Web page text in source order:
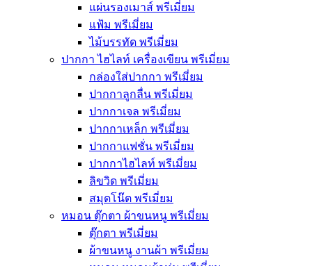
แผ่นรองเมาส์ พรีเมี่ยม
แฟ้ม พรีเมี่ยม
ไม้บรรทัด พรีเมี่ยม
ปากกา ไฮไลท์ เครื่องเขียน พรีเมี่ยม
กล่องใส่ปากกา พรีเมี่ยม
ปากกาลูกลื่น พรีเมี่ยม
ปากกาเจล พรีเมี่ยม
ปากกาเหล็ก พรีเมี่ยม
ปากกาแฟชั่น พรีเมี่ยม
ปากกาไฮไลท์ พรีเมี่ยม
ลิขวิด พรีเมี่ยม
สมุดโน๊ต พรีเมี่ยม
หมอน ตุ๊กตา ผ้าขนหนู พรีเมี่ยม
ตุ๊กตา พรีเมี่ยม
ผ้าขนหนู งานผ้า พรีเมี่ยม